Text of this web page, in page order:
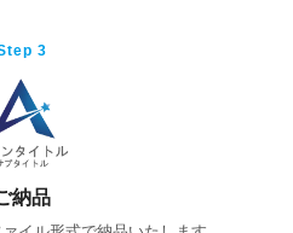
3
納品